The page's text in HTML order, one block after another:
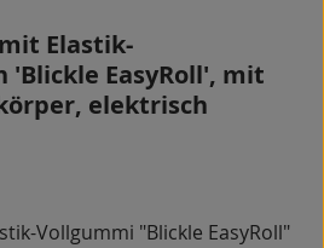
Elastik-
EasyRoll', mit
elektrisch
Vollgummi "Blickle EasyRoll"